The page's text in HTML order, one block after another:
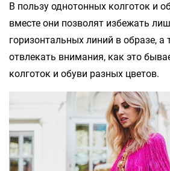
В пользу однотонных колготок и
вместе они позволят избежать
горизонтальных линий в образе, а
отвлекать внимания, как это
колготок и обуви разных цветов.